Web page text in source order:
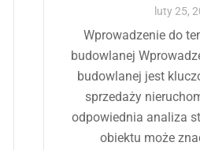
luty25,
Wprowadzenie do
budowlanej
budowlanej jest
sprzedaży
odpowiednia analiza
obiektu może